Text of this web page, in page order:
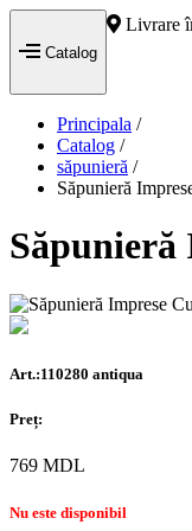
Catalog
Livrare
Principala /
Catalog /
săpunieră /
Săpunieră
Săpunieră
Art.:110280 antiqua
Preț:
769 MDL
Nu este disponibil